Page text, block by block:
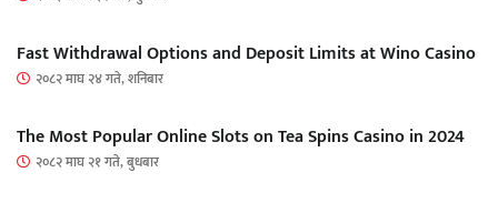
Fast Withdrawal Options and Deposit Limits at Wino Casino
२०८२ माघ २४ गते, शनिबार
The Most Popular Online Slots on Tea Spins Casino in 2024
२०८२ माघ २१ गते, बुधबार